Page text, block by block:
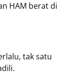
HAM berat di
tak satu